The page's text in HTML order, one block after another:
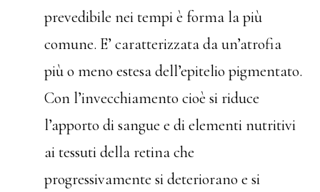
prevedibile nei tempi è forma la più
comune. E’ caratterizzata da un’atrofia
più o meno estesa dell’epitelio pigmentato.
Con l’invecchiamento cioè si riduce
l’apporto di sangue e di elementi nutritivi
ai tessuti della retina che
progressivamente si deteriorano e si